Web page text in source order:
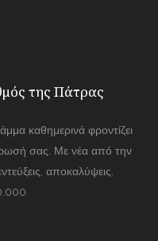
της Πάτρας
καθημερινά φροντίζει
σας. Με νέα από την
αποκαλύψεις.